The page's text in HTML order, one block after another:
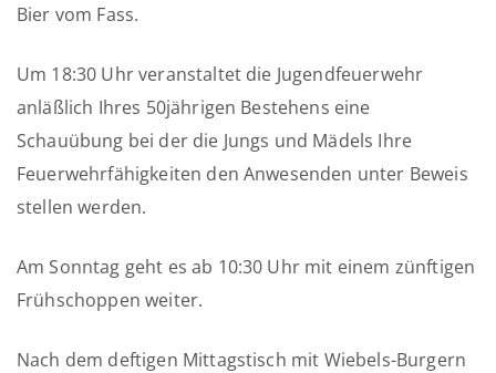
Bier vom Fass.
Um 18:30 Uhr veranstaltet die Jugendfeuerwehr
anläßlich Ihres 50jährigen Bestehens eine
Schauübung bei der die Jungs und Mädels Ihre
Feuerwehrfähigkeiten den Anwesenden unter Beweis
stellen werden.
Am Sonntag geht es ab 10:30 Uhr mit einem zünftigen
Frühschoppen weiter.
Nach dem deftigen Mittagstisch mit Wiebels-Burgern